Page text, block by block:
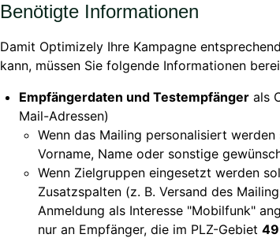
Benötigte Informationen
Damit Optimizely Ihre Kampagne
kann, müssen Sie folgende Informationen
Empfängerdaten und Testempfänger als
Mail-Adressen)
Wenn das Mailing personalisiert
Vorname, Name oder sonstige
Wenn Zielgruppen eingesetzt werden
Zusatzspalten (z. B. Versand des
Anmeldung als Interesse "Mobilfunk"
nur an Empfänger, die im PLZ-Gebiet 49